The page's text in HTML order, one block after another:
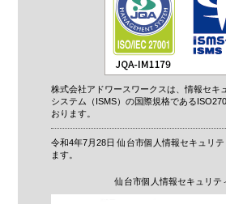
株式会社アドワースワークスは、情報セキ
システム（ISMS）の国際規格である
おります。
令和4年7月28日 仙台市個人情報セキュリ
ます。
仙台市個人情報セキュリテ